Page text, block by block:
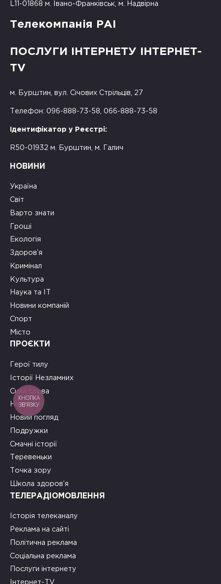
L11-01868 м. Івано-Франківськ, м. Надвірна
Телекомпанія РАІ
ПОСЛУГИ ІНТЕРНЕТУ ІНТЕРНЕТ-
TV
м. Бурштин, вул. Січових Стрільців, 27
Телефон: 096-888-73-58, 066-888-73-58
Ідентифікатор у Реєстрі:
R50-01932 м. Бурштин, м. Галич
НОВИНИ
Україна
Світ
Варто знати
Гроші
Екологія
Здоров’я
Кримінал
Культура
Наука та ІТ
Новини компаній
Спорт
Місто
ПРОЄКТИ
Герої тилу
Історії Незламних
Сила слова
На часі
Новий погляд
Подружки
Смачні історії
Теревеньки
Точка зору
Школа здоров’я
ТЕЛЕРАДІОМОВЛЕННЯ
Історія телеканалу
Реклама на сайті
Політична реклама
Соціальна реклама
Послуги інтернету
Інтернет-TV
КНОПКА
ЗВ'ЯЗКУ